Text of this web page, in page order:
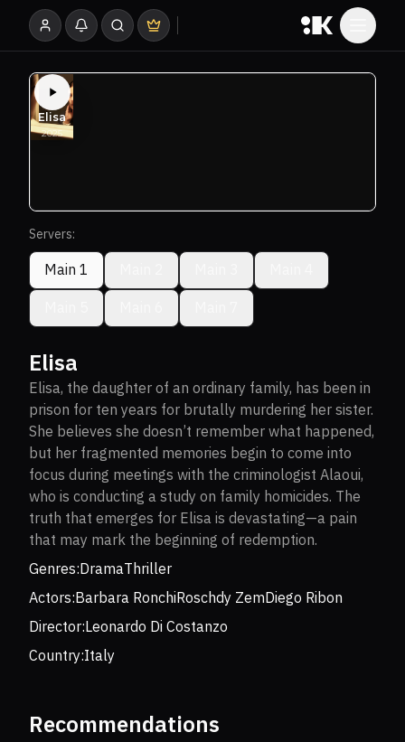
Servers:
Main 1
Elisa
Elisa, the daughter of an ordinary family, has been in
prison for ten years for brutally murdering her sister.
She believes she doesn’t remember what happened,
but her fragmented memories begin to come into
focus during meetings with the criminologist Alaoui,
who is conducting a study on family homicides. The
truth that emerges for Elisa is devastating—a pain
that may mark the beginning of redemption.
Genres:DramaThriller
Actors:Barbara RonchiRoschdy ZemDiego Ribon
Director:Leonardo Di Costanzo
Country:Italy
Recommendations